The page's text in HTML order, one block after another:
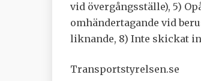
vid övergångsställe), 5)
omhändertagande vid
liknande, 8) Inte skickat
Transportstyrelsen.se